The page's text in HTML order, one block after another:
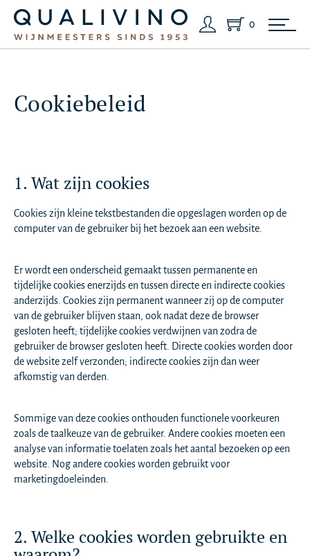
0
Cookiebeleid
1. Wat zijn cookies
Cookies zijn kleine tekstbestanden die opgeslagen worden op de
computer van de gebruiker bij het bezoek aan een website.
Er wordt een onderscheid gemaakt tussen permanente en
tijdelijke cookies enerzijds en tussen directe en indirecte cookies
anderzijds. Cookies zijn permanent wanneer zij op de computer
van de gebruiker blijven staan, ook nadat deze de browser
gesloten heeft; tijdelijke cookies verdwijnen van zodra de
gebruiker de browser gesloten heeft. Directe cookies worden door
de website zelf verzonden; indirecte cookies zijn dan weer
afkomstig van derden.
Sommige van deze cookies onthouden functionele voorkeuren
zoals de taalkeuze van de gebruiker. Andere cookies moeten een
analyse van informatie toelaten zoals het aantal bezoeken op een
website. Nog andere cookies worden gebruikt voor
marketingdoeleinden.
2. Welke cookies worden gebruikte en